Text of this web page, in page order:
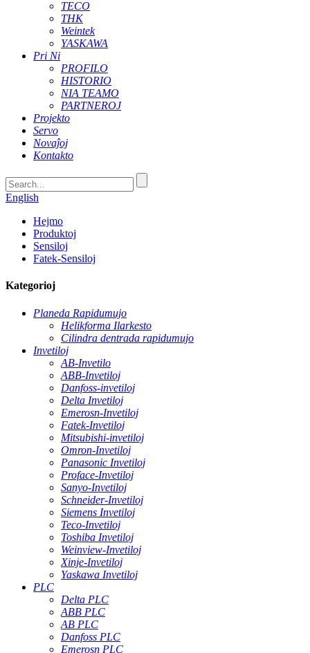
TECO
THK
Weintek
YASKAWA
Pri Ni
PROFILO
HISTORIO
NIA TEAMO
PARTNEROJ
Projekto
Servo
Novaĵoj
Kontakto
English
Hejmo
Produktoj
Sensiloj
Fatek-Sensiloj
Kategorioj
Planeda Rapidumujo
Helikforma Ilarkesto
Cilindra dentrada rapidumujo
Invetiloj
AB-Invetilo
ABB-Invetiloj
Danfoss-invetiloj
Delta Invetiloj
Emerosn-Invetiloj
Fatek-Invetiloj
Mitsubishi-invetiloj
Omron-Invetiloj
Panasonic Invetiloj
Proface-Invetiloj
Sanyo-Invetiloj
Schneider-Invetiloj
Siemens Invetiloj
Teco-Invetiloj
Toshiba Invetiloj
Weinview-Invetiloj
Xinje-Invetiloj
Yaskawa Invetiloj
PLC
Delta PLC
ABB PLC
AB PLC
Danfoss PLC
Emerosn PLC